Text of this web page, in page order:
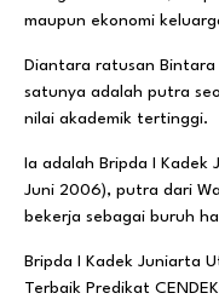
maupun ekonomi
Diantara ratusan
satunya adalah putra
nilai akademik tertinggi.
Ia adalah Bripda I Kadek
Juni 2006), putra dari
bekerja sebagai buruh
Bripda I Kadek Juniarta
Terbaik Predikat